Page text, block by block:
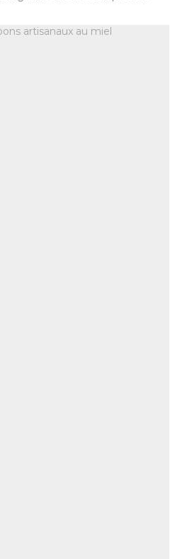
artisanaux au miel